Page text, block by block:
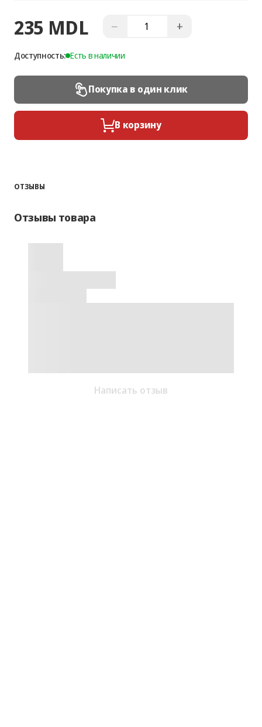
235 MDL − +
Доступность: Есть в наличии
Покупка в один клик
В корзину
ОТЗЫВЫ
Отзывы товара
Написать отзыв